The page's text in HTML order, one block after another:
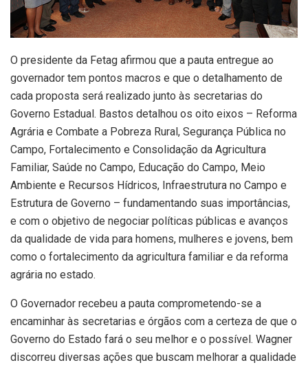
O presidente da Fetag afirmou que a pauta entregue ao
governador tem pontos macros e que o detalhamento de
cada proposta será realizado junto às secretarias do
Governo Estadual. Bastos detalhou os oito eixos – Reforma
Agrária e Combate a Pobreza Rural, Segurança Pública no
Campo, Fortalecimento e Consolidação da Agricultura
Familiar, Saúde no Campo, Educação do Campo, Meio
Ambiente e Recursos Hídricos, Infraestrutura no Campo e
Estrutura de Governo – fundamentando suas importâncias,
e com o objetivo de negociar políticas públicas e avanços
da qualidade de vida para homens, mulheres e jovens, bem
como o fortalecimento da agricultura familiar e da reforma
agrária no estado.
O Governador recebeu a pauta comprometendo-se a
encaminhar às secretarias e órgãos com a certeza de que o
Governo do Estado fará o seu melhor e o possível. Wagner
discorreu diversas ações que buscam melhorar a qualidade